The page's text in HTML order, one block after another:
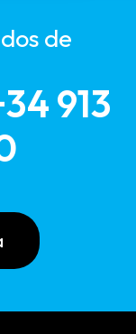
de
913